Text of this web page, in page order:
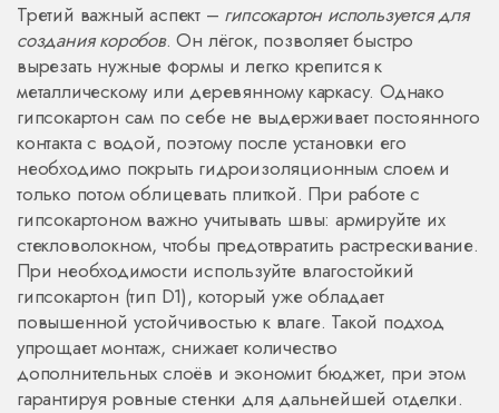
Третий важный аспект – гипсокартон используется для
создания коробов. Он лёгок, позволяет быстро
вырезать нужные формы и легко крепится к
металлическому или деревянному каркасу. Однако
гипсокартон сам по себе не выдерживает постоянного
контакта с водой, поэтому после установки его
необходимо покрыть гидроизоляционным слоем и
только потом облицевать плиткой. При работе с
гипсокартоном важно учитывать швы: армируйте их
стекловолокном, чтобы предотвратить растрескивание.
При необходимости используйте влагостойкий
гипсокартон (тип D1), который уже обладает
повышенной устойчивостью к влаге. Такой подход
упрощает монтаж, снижает количество
дополнительных слоёв и экономит бюджет, при этом
гарантируя ровные стенки для дальнейшей отделки.